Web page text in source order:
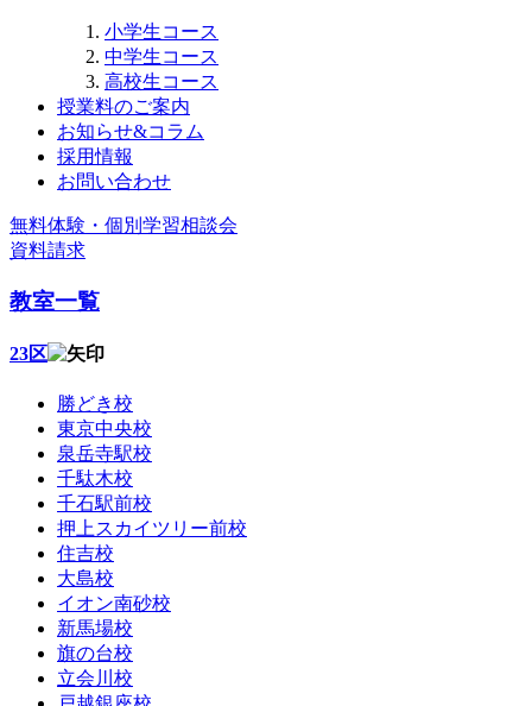
小学生コース
中学生コース
高校生コース
授業料のご案内
お知らせ&コラム
採用情報
お問い合わせ
無料体験・個別学習相談会
資料請求
教室一覧
23区
勝どき校
東京中央校
泉岳寺駅校
千駄木校
千石駅前校
押上スカイツリー前校
住吉校
大島校
イオン南砂校
新馬場校
旗の台校
立会川校